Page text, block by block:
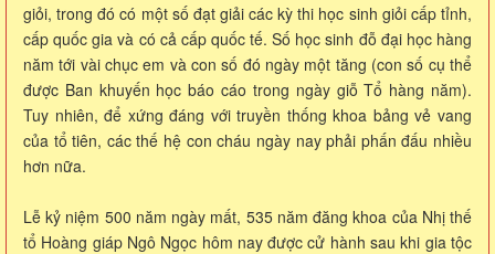
giỏi, trong đó có một số đạt giải các kỳ thi học sinh giỏi cấp tỉnh,
cấp quốc gia và có cả cấp quốc tế. Số học sinh đỗ đại học hàng
năm tới vài chục em và con số đó ngày một tăng (con số cụ thể
được Ban khuyến học báo cáo trong ngày giỗ Tổ hàng năm).
Tuy nhiên, để xứng đáng với truyền thống khoa bảng vẻ vang
của tổ tiên, các thế hệ con cháu ngày nay phải phấn đấu nhiều
hơn nữa.
Lễ kỷ niệm 500 năm ngày mất, 535 năm đăng khoa của Nhị thế
tổ Hoàng giáp Ngô Ngọc hôm nay được cử hành sau khi gia tộc